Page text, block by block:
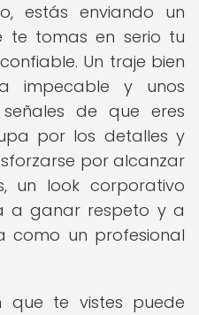
estás enviando un
te tomas en serio tu
Un traje bien
impecable y unos
de que eres
por los detalles y
por alcanzar
un look corporativo
a ganar respeto y a
como un profesional
que te vistes puede